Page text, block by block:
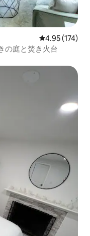
レビュー174
4.95 (174)
の庭と焚き火台